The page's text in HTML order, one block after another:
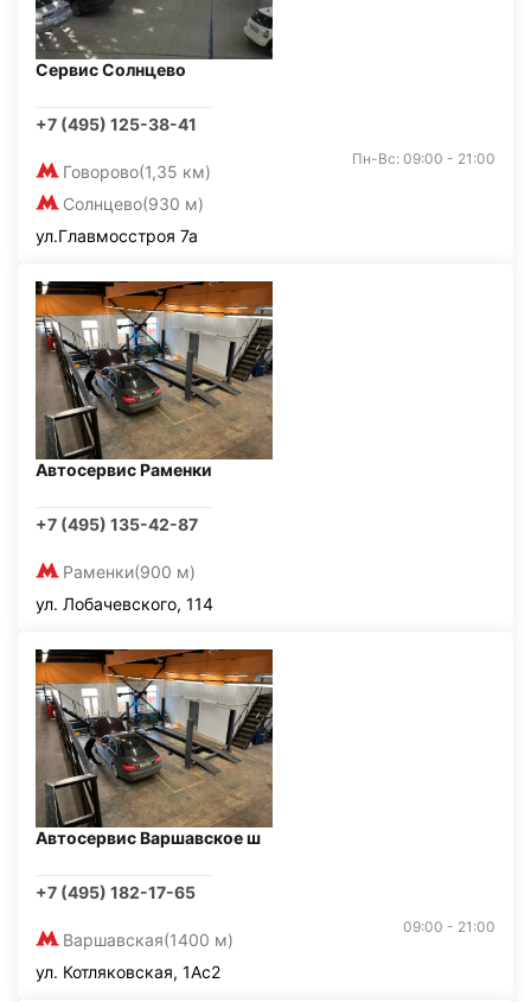
Сервис Солнцево
+7 (495) 125-38-41
Говорово(1,35 км)
Солнцево(930 м)
Пн-Вс: 09:00 - 21:00
ул.Главмосстроя 7а
Автосервис Раменки
+7 (495) 135-42-87
Раменки(900 м)
ул. Лобачевского, 114
Автосервис Варшавское ш
+7 (495) 182-17-65
Варшавская(1400 м)
09:00 - 21:00
ул. Котляковская, 1Ас2